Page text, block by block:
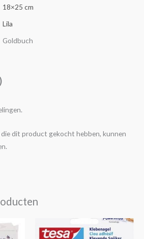
18×25 cm
Lila
Goldbuch
dit product gekocht hebben, kunnen